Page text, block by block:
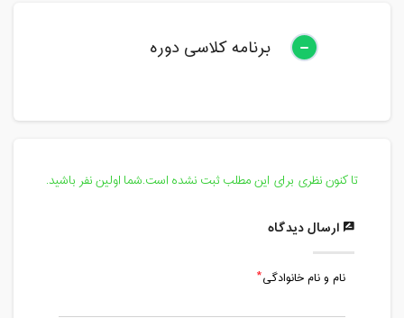
برنامه کلاسی دوره
تا کنون نظری برای این مطلب ثبت نشده است.شما اولین نفر باشید.
ارسال دیدگاه
نام و نام خانوادگی